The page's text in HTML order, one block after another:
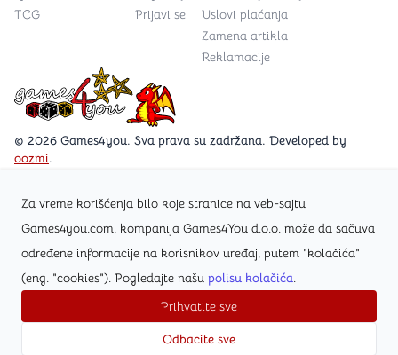
Za vreme korišćenja bilo koje stranice na veb-sajtu
Games4you.com, kompanija Games4You d.o.o. može da sačuva
određene informacije na korisnikov uređaj, putem "kolačića"
(eng. "cookies"). Pogledajte našu polisu kolačića.
Prihvatite sve
Odbacite sve
Games4you logo
© 2026 Games4you. Sva prava su zadržana. Developed by
oozmi.
Posetite Facebook stranicu /Games4you.rs
Zapratite Instagram profil @games4yours
TCG
Prijavi se
Uslovi plaćanja
Zamena artikla
Reklamacije